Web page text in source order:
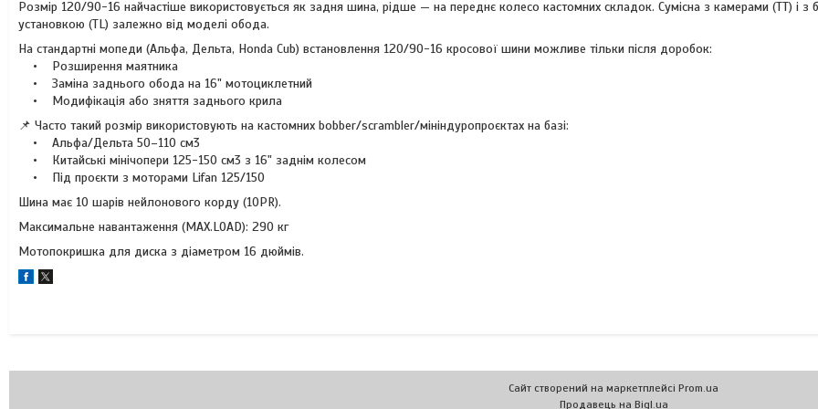
Розмір 120/90-16 найчастіше використовується як задня шина, рідше — на переднє колесо кастомних складок. Сумісна з камерами (TT) і з
установкою (TL) залежно від моделі обода.
На стандартні мопеди (Альфа, Дельта, Honda Cub) встановлення 120/90-16 кросової шини можливе тільки після доробок:
• Розширення маятника
• Заміна заднього обода на 16" мотоциклетний
• Модифікація або зняття заднього крила
📌 Часто такий розмір використовують на кастомних bobber/scrambler/мініндуропроєктах на базі:
• Альфа/Дельта 50–110 см3
• Китайські мінічопери 125-150 см3 з 16" заднім колесом
• Під проєкти з моторами Lifan 125/150
Шина має 10 шарів нейлонового корду (10PR).
Максимальне навантаження (MAX.LOAD): 290 кг
Мотопокришка для диска з діаметром 16 дюймів.
Сайт створений на маркетплейсі Prom.ua
Продавець на Bigl.ua